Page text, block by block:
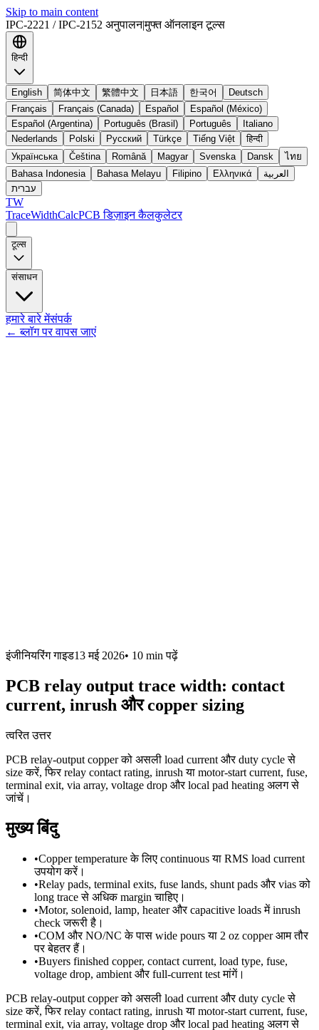
Skip to main content
IPC-2221 / IPC-2152 अनुपालन|मुफ्त ऑनलाइन टूल्स
हिन्दी
English 简体中文 繁體中文 日本語 한국어
Deutsch
Français
Français (Canada) Español
Español (México)
Español (Argentina)
Português (Brasil) Português
Italiano
Nederlands
Polski Русский Türkçe Tiếng Việt
हिन्दी
Українська
Čeština Română Magyar Svenska Dansk
ไทย
Bahasa Indonesia
Bahasa Melayu Filipino Ελληνικά
العربية
עברית
TW
TraceWidthCalcPCB डिज़ाइन कैलकुलेटर
टूल्स
संसाधन
हमारे बारे मेंसंपर्क
← ब्लॉग पर वापस जाएं
इंजीनियरिंग गाइड13 मई 2026• 10 min पढ़ें
PCB relay output trace width: contact
current, inrush और copper sizing
त्वरित उत्तर
PCB relay-output copper को असली load current और duty cycle से
size करें, फिर relay contact rating, inrush या motor-start current, fuse,
terminal exit, via array, voltage drop और local pad heating अलग से
जांचें।
मुख्य बिंदु
•Copper temperature के लिए continuous या RMS load current
उपयोग करें।
•Relay pads, terminal exits, fuse lands, shunt pads और vias को
long trace से अधिक margin चाहिए।
•Motor, solenoid, lamp, heater और capacitive loads में inrush
check जरूरी है।
•COM और NO/NC के पास wide pours या 2 oz copper आम तौर
पर बेहतर हैं।
•Buyers finished copper, contact current, load type, fuse,
voltage drop, ambient और full-current test मांगें।
PCB relay-output copper को असली load current और duty cycle से
size करें, फिर relay contact rating, inrush या motor-start current, fuse,
terminal exit, via array, voltage drop और local pad heating अलग से